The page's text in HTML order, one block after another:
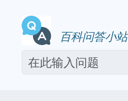
百科问答小站